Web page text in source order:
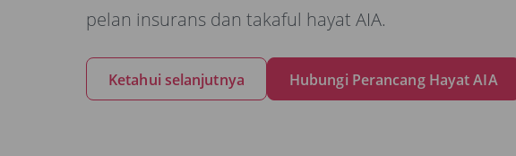
pelan insurans dan takaful hayat AIA.
Ketahui selanjutnya Hubungi Perancang Hayat AIA